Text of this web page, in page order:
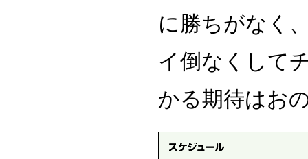
に勝ちがなく
イ倒なくして
かる期待はお